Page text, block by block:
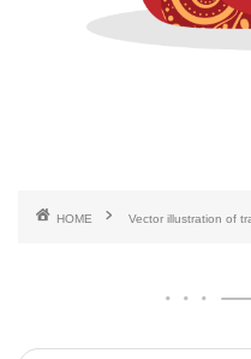
HOME Vector illustration of